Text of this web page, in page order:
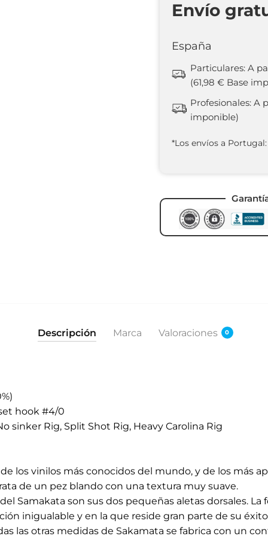
Envío
España
Particulares: A
(61,98 € Base
Profesionales: A
imponible)
*Los envíos a Portugal:
Descripción Marca Valoraciones 0
hook #4/0
sinker Rig, Split Shot Rig, Heavy Carolina Rig
los vinilos más conocidos del mundo, y de los más
de un pez blando con una textura muy suave.
Samakata son sus dos pequeñas aletas dorsales. La
inigualable y en la que reside gran parte de su
las otras medidas de Sakamata se fabrica con un